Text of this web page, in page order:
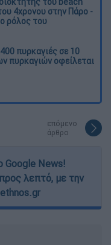
4χρονου στην Πάρο -
ρόλος του
πυρκαγιές σε 10
πυρκαγιών οφείλεται
επόμενο
άρθρο
Google News!
λεπτό, με την